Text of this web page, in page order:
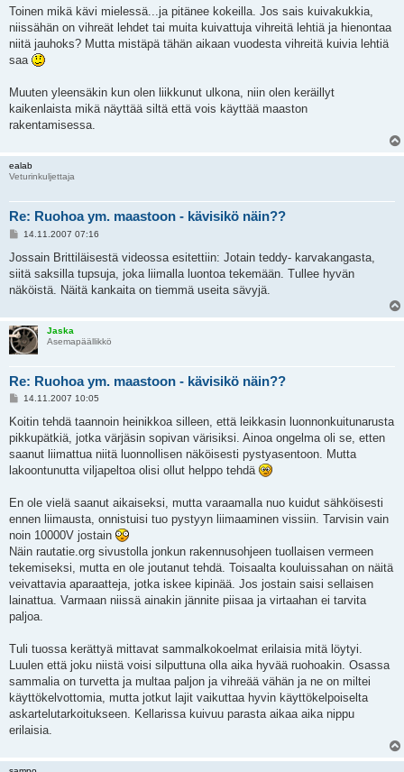
Toinen mikä kävi mielessä...ja pitänee kokeilla. Jos sais kuivakukkia,
niissähän on vihreät lehdet tai muita kuivattuja vihreitä lehtiä ja hienontaa
niitä jauhoks? Mutta mistäpä tähän aikaan vuodesta vihreitä kuivia lehtiä
saa
Muuten yleensäkin kun olen liikkunut ulkona, niin olen keräillyt
kaikenlaista mikä näyttää siltä että vois käyttää maaston
rakentamisessa.
ealab
Veturinkuljettaja
Re: Ruohoa ym. maastoon - kävisikö näin??
V
e
t
i
14.11.2007 07:16
Jossain Brittiläisestä videossa esitettiin: Jotain teddy- karvakangasta,
siitä saksilla tupsuja, joka liimalla luontoa tekemään. Tullee hyvän
näköistä. Näitä kankaita on tiemmä useita sävyjä.
Jaska
Asemapäällikkö
Re: Ruohoa ym. maastoon - kävisikö näin??
V
e
t
i
14.11.2007 10:05
Koitin tehdä taannoin heinikkoa silleen, että leikkasin luonnonkuitunarusta
pikkupätkiä, jotka värjäsin sopivan värisiksi. Ainoa ongelma oli se, etten
saanut liimattua niitä luonnollisen näköisesti pystyasentoon. Mutta
lakoontunutta viljapeltoa olisi ollut helppo tehdä
En ole vielä saanut aikaiseksi, mutta varaamalla nuo kuidut sähköisesti
ennen liimausta, onnistuisi tuo pystyyn liimaaminen vissiin. Tarvisin vain
noin 10000V jostain
Näin rautatie.org sivustolla jonkun rakennusohjeen tuollaisen vermeen
tekemiseksi, mutta en ole joutanut tehdä. Toisaalta kouluissahan on näitä
veivattavia aparaatteja, jotka iskee kipinää. Jos jostain saisi sellaisen
lainattua. Varmaan niissä ainakin jännite piisaa ja virtaahan ei tarvita
paljoa.
Tuli tuossa kerättyä mittavat sammalkokoelmat erilaisia mitä löytyi.
Luulen että joku niistä voisi silputtuna olla aika hyvää ruohoakin. Osassa
sammalia on turvetta ja multaa paljon ja vihreää vähän ja ne on miltei
käyttökelvottomia, mutta jotkut lajit vaikuttaa hyvin käyttökelpoiselta
askartelutarkoitukseen. Kellarissa kuivuu parasta aikaa aika nippu
erilaisia.